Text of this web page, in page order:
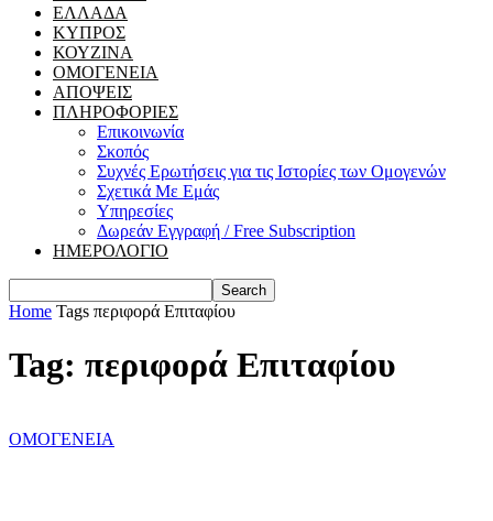
ΕΛΛΑΔΑ
ΚΥΠΡΟΣ
ΚΟΥΖΙΝΑ
ΟΜΟΓΕΝΕΙΑ
ΑΠΟΨΕΙΣ
ΠΛΗΡΟΦΟΡΙΕΣ
Επικοινωνία
Σκοπός
Συχνές Ερωτήσεις για τις Ιστορίες των Ομογενών
Σχετικά Με Εμάς
Υπηρεσίες
Δωρεάν Εγγραφή / Free Subscription
ΗΜΕΡΟΛΟΓΙΟ
Home Tags περιφορά Επιταφίου
Tag: περιφορά Επιταφίου
ΟΜΟΓΕΝΕΙΑ